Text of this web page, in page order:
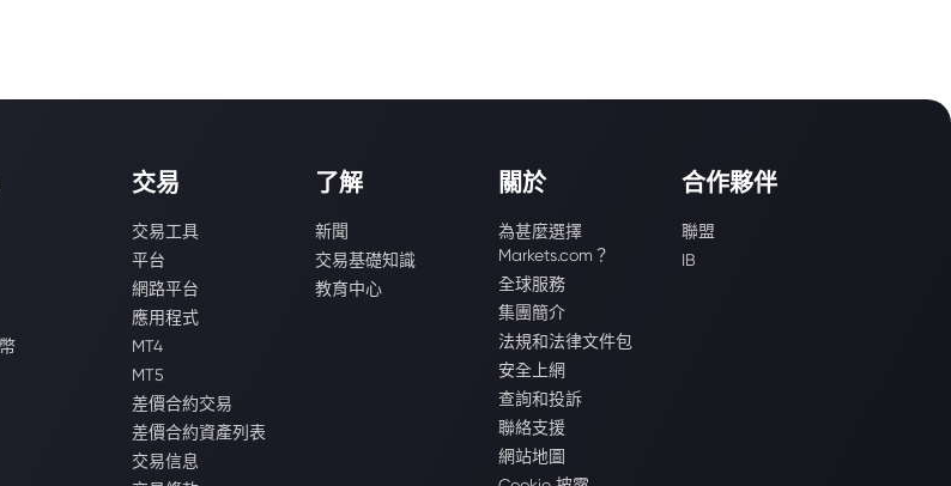
交易
交易工具
平台
網路平台
應用程式
MT4
MT5
差價合約交易
差價合約資產列表
交易信息
了解
新聞
交易基礎知識
教育中心
關於
為甚麼選擇
Markets.com？
全球服務
集團簡介
法規和法律文件包
安全上網
查詢和投訴
聯絡支援
網站地圖
合作夥伴
聯盟
IB